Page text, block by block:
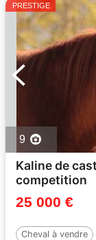
PRESTIGE
9
Kaline de
competition
25 000 €
Cheval à vendre